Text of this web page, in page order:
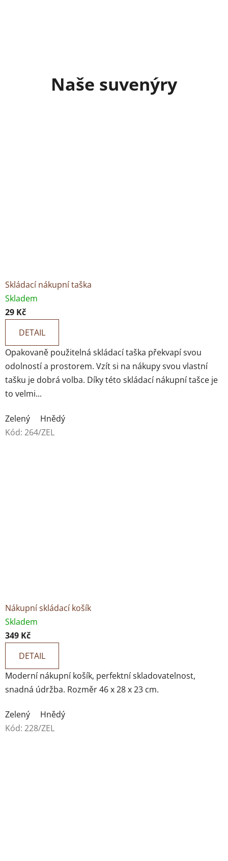
Naše suvenýry
Skládací nákupní taška
Skladem
29 Kč
DETAIL
Opakovaně použitelná skládací taška překvapí svou
odolností a prostorem. Vzít si na nákupy svou vlastní
tašku je dobrá volba. Díky této skládací nákupní tašce je
to velmi...
Zelený
Hnědý
Kód: 264/ZEL
Nákupní skládací košík
Skladem
349 Kč
DETAIL
Moderní nákupní košík, perfektní skladovatelnost,
snadná údržba. Rozměr 46 x 28 x 23 cm.
Zelený
Hnědý
Kód: 228/ZEL